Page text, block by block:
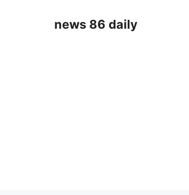
news 86 daily